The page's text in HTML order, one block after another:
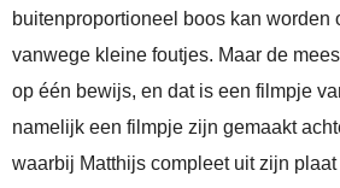
buitenproportioneel boos kan worden
vanwege kleine foutjes. Maar de
op één bewijs, en dat is een filmpje
namelijk een filmpje zijn gemaakt
waarbij Matthijs compleet uit zijn